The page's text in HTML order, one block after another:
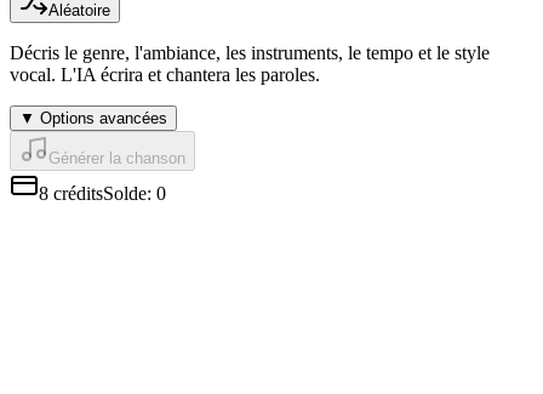
Aléatoire
Décris le genre, l'ambiance, les instruments, le tempo et le style
vocal. L'IA écrira et chantera les paroles.
▼ Options avancées
Générer la chanson
8 créditsSolde: 0